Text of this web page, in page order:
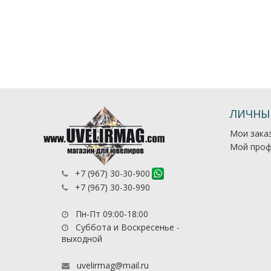
+7 (967) 30-30-900
+7 (967) 30-30-990
Пн-Пт 09:00-18:00
Суббота и Воскресенье -
выходной
uvelirmag@mail.ru
Мои
Мой